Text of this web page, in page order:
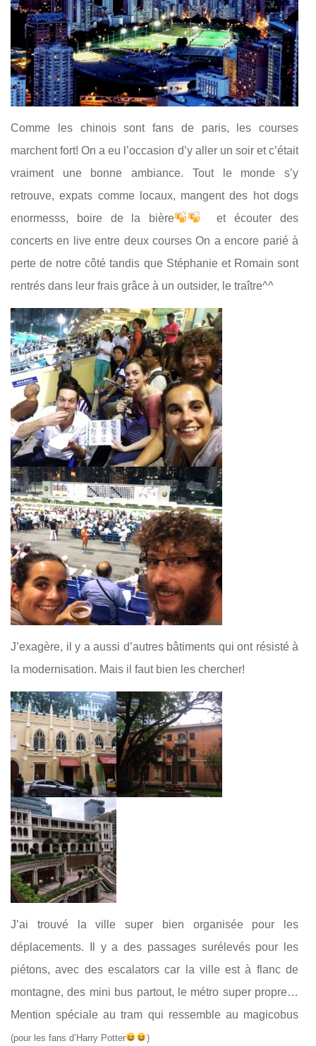
Comme les chinois sont fans de paris, les courses
marchent fort! On a eu l’occasion d’y aller un soir et c’était
vraiment une bonne ambiance. Tout le monde s’y
retrouve, expats comme locaux, mangent des hot dogs
enormesss, boire de la bière
et écouter des
concerts en live entre deux courses On a encore parié à
perte de notre côté tandis que Stéphanie et Romain sont
rentrés dans leur frais grâce à un outsider, le traître^^
J’exagère, il y a aussi d’autres bâtiments qui ont résisté à
la modernisation. Mais il faut bien les chercher!
J’ai trouvé la ville super bien organisée pour les
déplacements. Il y a des passages surélevés pour les
piétons, avec des escalators car la ville est à flanc de
montagne, des mini bus partout, le métro super propre…
Mention spéciale au tram qui ressemble au magicobus
(pour les fans d’Harry Potter )